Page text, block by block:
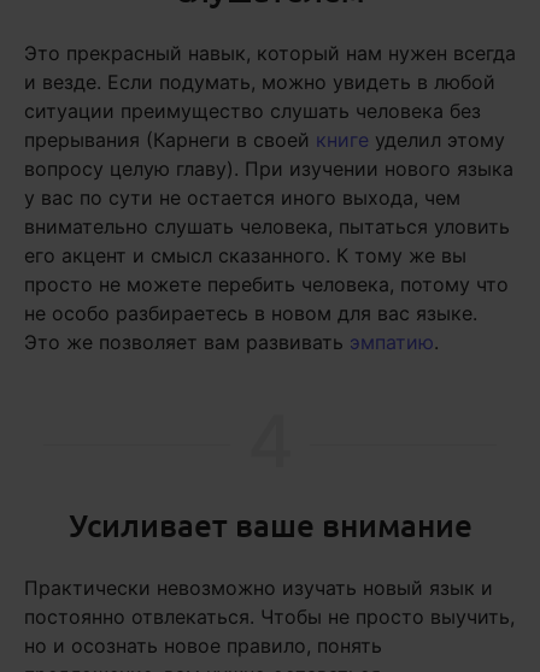
Это прекрасный навык, который нам нужен всегда
и везде. Если подумать, можно увидеть в любой
ситуации преимущество слушать человека без
прерывания (Карнеги в своей книге уделил этому
вопросу целую главу). При изучении нового языка
у вас по сути не остается иного выхода, чем
внимательно слушать человека, пытаться уловить
его акцент и смысл сказанного. К тому же вы
просто не можете перебить человека, потому что
не особо разбираетесь в новом для вас языке.
Это же позволяет вам развивать эмпатию.
Усиливает ваше внимание
Практически невозможно изучать новый язык и
постоянно отвлекаться. Чтобы не просто выучить,
но и осознать новое правило, понять